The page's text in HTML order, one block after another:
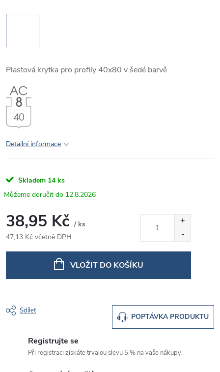
Plastová krytka pro profily 40x80 v šedé barvě
Detailní informace
Skladem 14 ks
12.8.2026
38,95 Kč / ks
47,13 Kč včetně DPH
VLOŽIT DO KOŠÍKU
POPTÁVKA PRODUKTU
Sdílet
Registrujte se
Při registraci získáte trvalou slevu 5 % na vaše nákupy.